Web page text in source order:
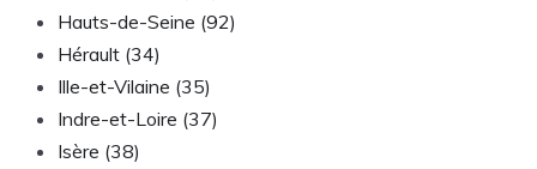
Hauts-de-Seine (92)
Hérault (34)
Ille-et-Vilaine (35)
Indre-et-Loire (37)
Isère (38)